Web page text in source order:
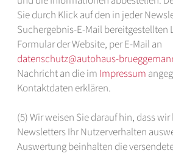
Sie durch Klick auf den in jeder
Suchergebnis-E-Mail bereitgestellten
Formular der Website, per E-Mail an
datenschutz@autohaus-
Nachricht an die im Impressum
Kontaktdaten erklären.
(5) Wir weisen Sie darauf hin, dass
Newsletters Ihr Nutzerverhalten
Auswertung beinhalten die